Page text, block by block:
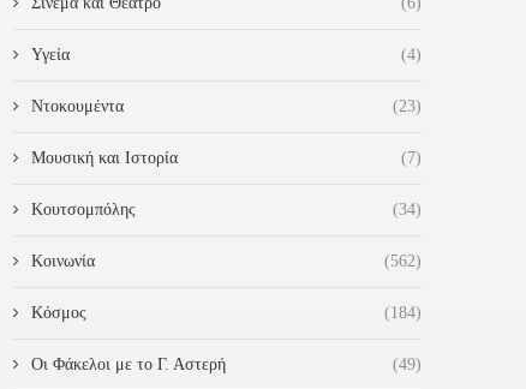
ΣΥΝΆΝΤΗΣΗ ΜΕ ΤΗΝ ΓΕΝΙΚΉ
ΑΙΤΟΎΝΤΩΝ ΆΣΥΛΟ
«Ο ΔΉΜΟΣ ΉΛΙΔΑΣ
28 Οκτωβρίου 2024
Υγεία (4)
Ντοκουμέντα (23)
Μουσική και Ιστορία (7)
Κουτσομπόλης (34)
Κοινωνία (562)
Κόσμος (184)
Οι Φάκελοι με το Γ. Αστερή (49)